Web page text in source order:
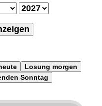
Losung morgen
Sonntag